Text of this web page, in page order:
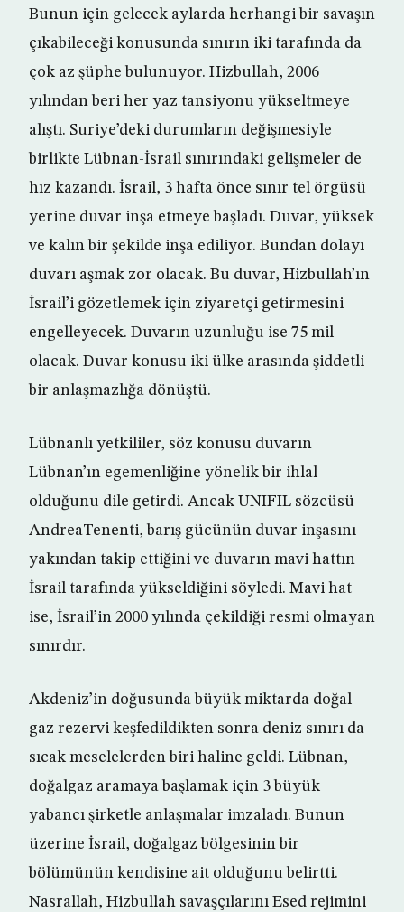
Bunun için gelecek aylarda herhangi bir savaşın
çıkabileceği konusunda sınırın iki tarafında da
çok az şüphe bulunuyor. Hizbullah, 2006
yılından beri her yaz tansiyonu yükseltmeye
alıştı. Suriye’deki durumların değişmesiyle
birlikte Lübnan-İsrail sınırındaki gelişmeler de
hız kazandı. İsrail, 3 hafta önce sınır tel örgüsü
yerine duvar inşa etmeye başladı. Duvar, yüksek
ve kalın bir şekilde inşa ediliyor. Bundan dolayı
duvarı aşmak zor olacak. Bu duvar, Hizbullah’ın
İsrail’i gözetlemek için ziyaretçi getirmesini
engelleyecek. Duvarın uzunluğu ise 75 mil
olacak. Duvar konusu iki ülke arasında şiddetli
bir anlaşmazlığa dönüştü.
Lübnanlı yetkililer, söz konusu duvarın
Lübnan’ın egemenliğine yönelik bir ihlal
olduğunu dile getirdi. Ancak UNIFIL sözcüsü
AndreaTenenti, barış gücünün duvar inşasını
yakından takip ettiğini ve duvarın mavi hattın
İsrail tarafında yükseldiğini söyledi. Mavi hat
ise, İsrail’in 2000 yılında çekildiği resmi olmayan
sınırdır.
Akdeniz’in doğusunda büyük miktarda doğal
gaz rezervi keşfedildikten sonra deniz sınırı da
sıcak meselelerden biri haline geldi. Lübnan,
doğalgaz aramaya başlamak için 3 büyük
yabancı şirketle anlaşmalar imzaladı. Bunun
üzerine İsrail, doğalgaz bölgesinin bir
bölümünün kendisine ait olduğunu belirtti.
Nasrallah, Hizbullah savaşçılarını Esed rejimini